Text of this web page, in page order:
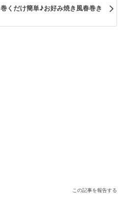
巻くだけ簡単♪お好み焼き風春巻き
この記事を報告する